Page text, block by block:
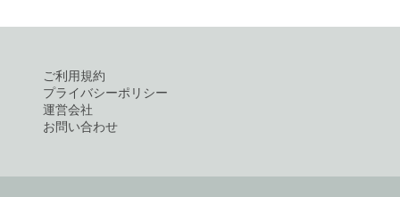
ご利用規約
プライバシーポリシー
運営会社
お問い合わせ